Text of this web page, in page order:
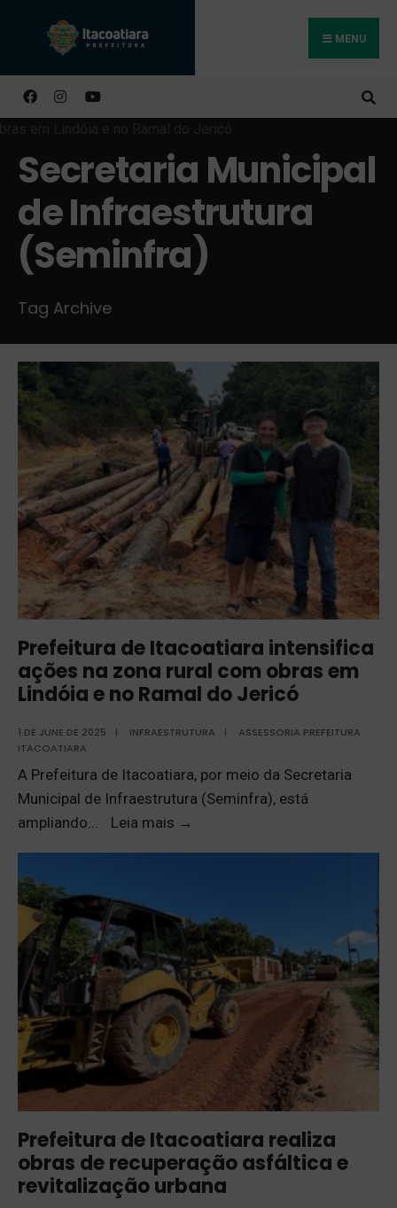
MENU
Secretaria Municipal
de Infraestrutura
(Seminfra)
Tag Archive
Prefeitura de Itacoatiara intensifica
ações na zona rural com obras em
Lindóia e no Ramal do Jericó
1 DE JUNE DE 2025 | INFRAESTRUTURA |
ASSESSORIA PREFEITURA
ITACOATIARA
A Prefeitura de Itacoatiara, por meio da Secretaria
Municipal de Infraestrutura (Seminfra), está
ampliando... Leia mais →
Prefeitura de Itacoatiara realiza
obras de recuperação asfáltica e
revitalização urbana
Buscar